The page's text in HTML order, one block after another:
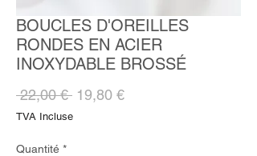
BOUCLES D'OREILLES
RONDES EN ACIER
INOXYDABLE BROSSÉ
22,00 € Prix
original
19,80 €Prix
TVA Incluse
Quantité *